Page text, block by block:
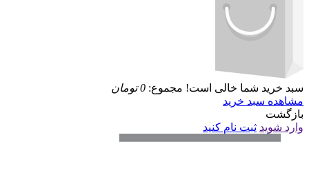
سبد خرید شما خالی است! مجموع: 0 تومان
مشاهده سبد خرید
بازگشت
وارد شوید ثبت نام کنید